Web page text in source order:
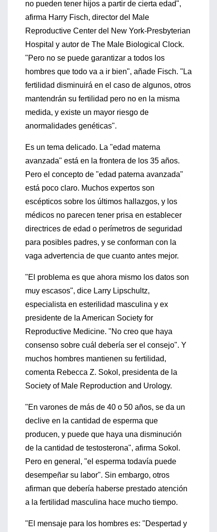
no pueden tener hijos a partir de cierta edad",
afirma Harry Fisch, director del Male
Reproductive Center del New York-Presbyterian
Hospital y autor de The Male Biological Clock.
"Pero no se puede garantizar a todos los
hombres que todo va a ir bien", añade Fisch. "La
fertilidad disminuirá en el caso de algunos, otros
mantendrán su fertilidad pero no en la misma
medida, y existe un mayor riesgo de
anormalidades genéticas".
Es un tema delicado. La "edad materna
avanzada" está en la frontera de los 35 años.
Pero el concepto de "edad paterna avanzada"
está poco claro. Muchos expertos son
escépticos sobre los últimos hallazgos, y los
médicos no parecen tener prisa en establecer
directrices de edad o perímetros de seguridad
para posibles padres, y se conforman con la
vaga advertencia de que cuanto antes mejor.
"El problema es que ahora mismo los datos son
muy escasos", dice Larry Lipschultz,
especialista en esterilidad masculina y ex
presidente de la American Society for
Reproductive Medicine. "No creo que haya
consenso sobre cuál debería ser el consejo". Y
muchos hombres mantienen su fertilidad,
comenta Rebecca Z. Sokol, presidenta de la
Society of Male Reproduction and Urology.
"En varones de más de 40 o 50 años, se da un
declive en la cantidad de esperma que
producen, y puede que haya una disminución
de la cantidad de testosterona", afirma Sokol.
Pero en general, "el esperma todavía puede
desempeñar su labor". Sin embargo, otros
afirman que debería haberse prestado atención
a la fertilidad masculina hace mucho tiempo.
"El mensaje para los hombres es: "Despertad y